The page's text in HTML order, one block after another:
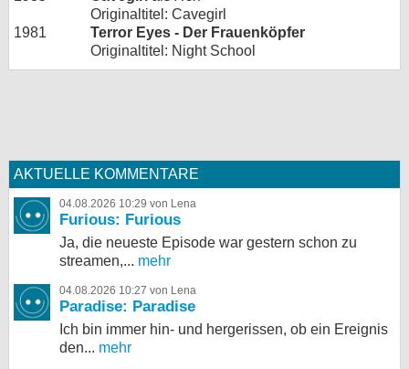
Originaltitel: Cavegirl
1981
Terror Eyes - Der Frauenköpfer
Originaltitel: Night School
AKTUELLE KOMMENTARE
04.08.2026 10:29 von Lena
Furious: Furious
Ja, die neueste Episode war gestern schon zu
streamen,... mehr
04.08.2026 10:27 von Lena
Paradise: Paradise
Ich bin immer hin- und hergerissen, ob ein Ereignis
den... mehr